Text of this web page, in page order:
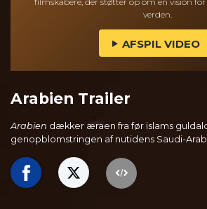
verden.
AFSPIL VIDEO
Arabien Trailer
Arabien dækker æraen fra før islams
genopblomstringen af nutidens Saudi-